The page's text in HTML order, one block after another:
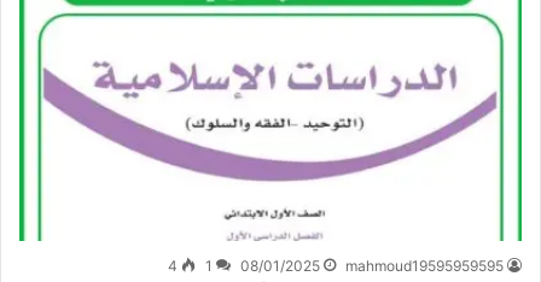
mahmoud19595959595
08/01/2025
1
4